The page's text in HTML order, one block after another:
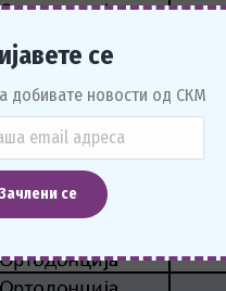
се
добивате новости од СКМ